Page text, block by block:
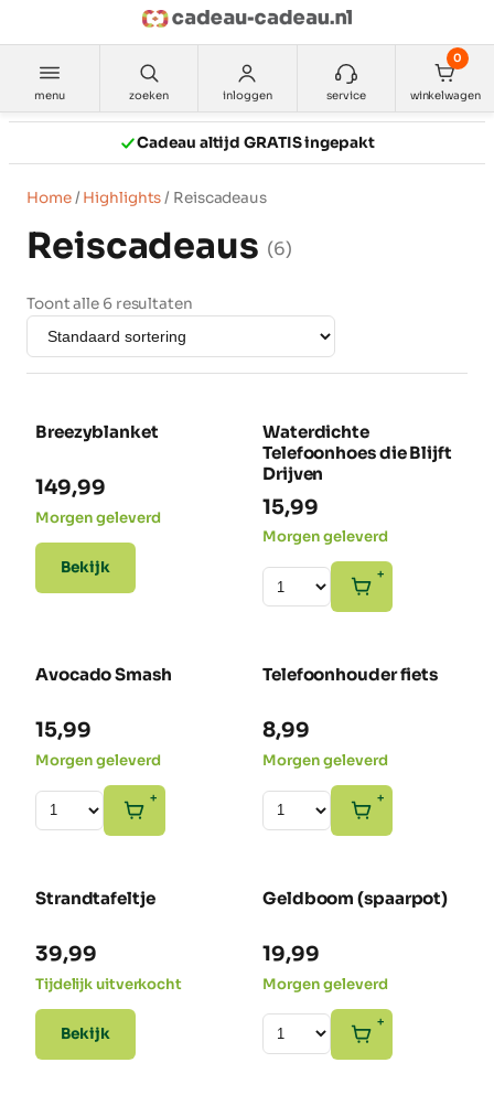
naar
inhoud
menu zoeken inloggen service
0
winkelwagen
Cadeau altijd GRATIS ingepakt
Home/ Highlights/ Reiscadeaus
Reiscadeaus (6)
Toont alle 6 resultaten
Breezyblanket
149,99
Morgen geleverd
Bekijk
Waterdichte
Telefoonhoes die Blijft
Drijven
15,99
Morgen geleverd
+
Avocado Smash
15,99
Morgen geleverd
+
Telefoonhouder fiets
8,99
Morgen geleverd
+
Strandtafeltje
39,99
Tijdelijk uitverkocht
Bekijk
Geldboom (spaarpot)
19,99
Morgen geleverd
+